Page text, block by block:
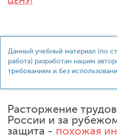
Данный учебный материал (по
работа) разработан нашим
требованиям и без
Расторжение
России и за
защита - похожая